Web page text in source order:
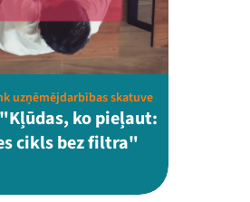
uzņēmējdarbības skatuve
ko pieļaut:
cikls bez filtra"